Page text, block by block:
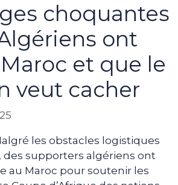
choquantes
ont
et que le
veut cacher
les obstacles logistiques
des supporters algériens ont
au Maroc pour soutenir les